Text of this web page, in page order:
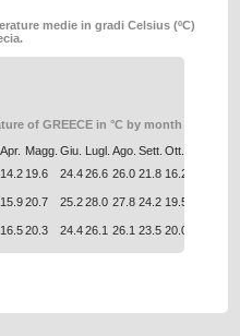
medie in gradi Celsius (ºC)
of GREECE in °C by month
Apr. Magg. Giu. Lugl. Ago. Sett. Ott.
14.2 19.6 24.426.6 26.0 21.8 16.2
15.920.7 25.228.0 27.8 24.2 19.5
16.520.3 24.426.1 26.1 23.5 20.0